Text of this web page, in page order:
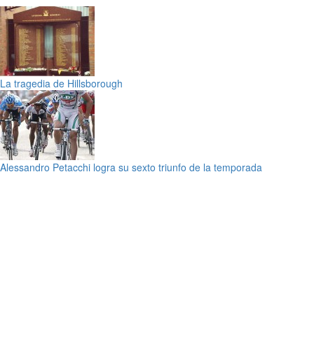
La tragedia de Hillsborough
Alessandro Petacchi logra su sexto triunfo de la temporada